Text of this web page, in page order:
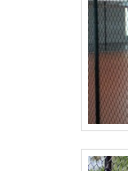
PONTOS
Telas as
disposição
de
portão